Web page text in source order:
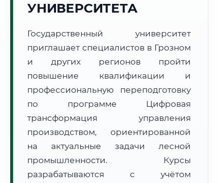
Тел. код:
+7 (8712)
Формат учебы:
Дистанционно
🗺️ Зона обслуживания: г. Грозный
Расчет логистики оригиналов:
• Маршрут транзита:~2 959 км
УНИВЕРСИТЕТА
Государственный университет
приглашает специалистов в Грозном
и других регионов пройти
повышение квалификации и
профессиональную переподготовку
по программе Цифровая
трансформация управления
производством, ориентированной
на актуальные задачи лесной
промышленности. Курсы
разрабатываются с учётом